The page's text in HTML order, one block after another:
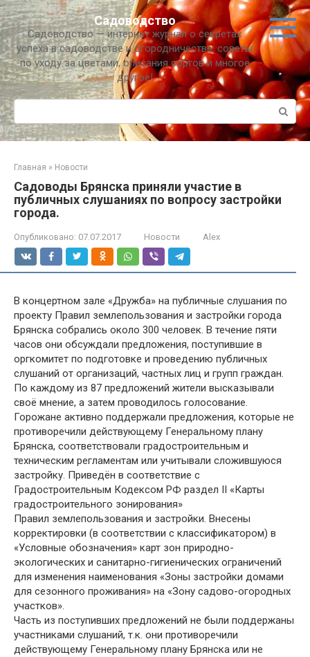
Перейти
к
контенту
Садоводство
Садоводство — интернет журнал о секретах
успеха в садоводстве и огородничестве, советы
по уходу за цветами, описания сортов и многое
другое!
Поиск:
Главная » Новости
Садоводы Брянска приняли участие в
публичных слушаниях по вопросу застройки
города.
Опубликовано: 07.07.2017 Новости Alex
В концертном зале «Дружба» на публичные слушания по
проекту Правил землепользования и застройки города
Брянска собрались около 300 человек. В течение пяти
часов они обсуждали предложения, поступившие в
оргкомитет по подготовке и проведению публичных
слушаний от организаций, частных лиц и групп граждан.
По каждому из 87 предложений жители высказывали
своё мнение, а затем проводилось голосование.
Горожане активно поддержали предложения, которые не
противоречили действующему Генеральному плану
Брянска, соответствовали градостроительным и
техническим регламентам или учитывали сложившуюся
застройку. Приведён в соответствие с
Градостроительным Кодексом РФ раздел II «Карты
градостроительного зонирования»
Правил землепользования и застройки. Внесены
корректировки (в соответствии с классификатором) в
«Условные обозначения» карт зон природно-
экологических и санитарно-гигиенических ограничений
для изменения наименования «Зоны застройки домами
для сезонного проживания» на «Зону садово-огородных
участков».
Часть из поступивших предложений не были поддержаны
участниками слушаний, т.к. они противоречили
действующему Генеральному плану Брянска или не